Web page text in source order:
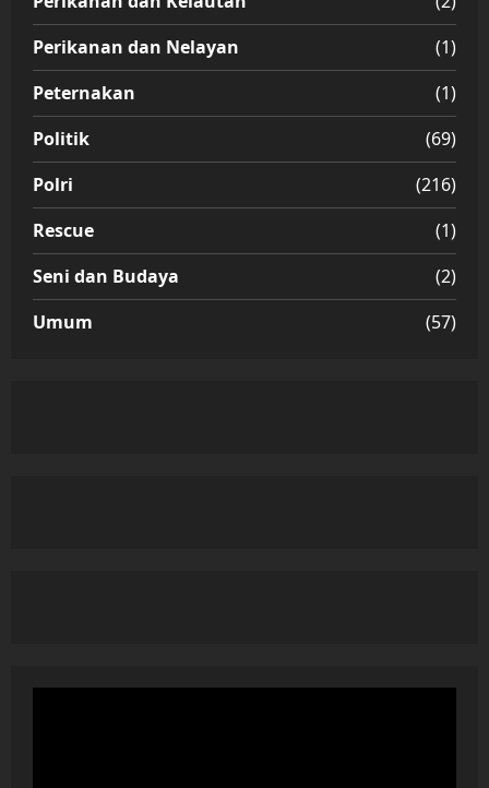
Perikanan dan Nelayan
(1)
Peternakan
(1)
Politik
(69)
Polri
(216)
Rescue
(1)
Seni dan Budaya
(2)
Umum
(57)